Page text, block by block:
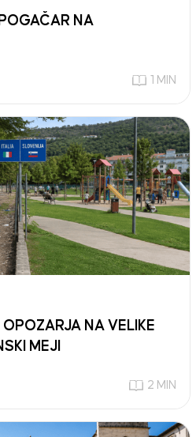
NA
1 MIN
NA VELIKE
MEJI
2 MIN